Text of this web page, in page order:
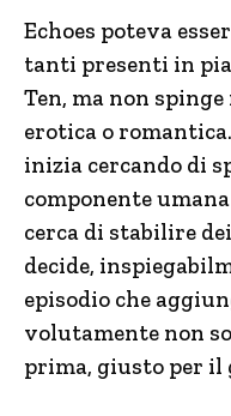
Echoes poteva
tanti presenti in
Ten, ma non
erotica o
inizia cercando di
componente
cerca di stabilire
decide,
episodio che
volutamente non
prima, giusto per il